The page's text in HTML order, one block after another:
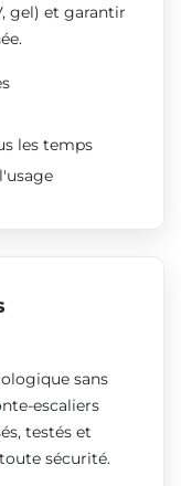
gel) et garantir
les temps
sans
escaliers
testés et
sécurité.